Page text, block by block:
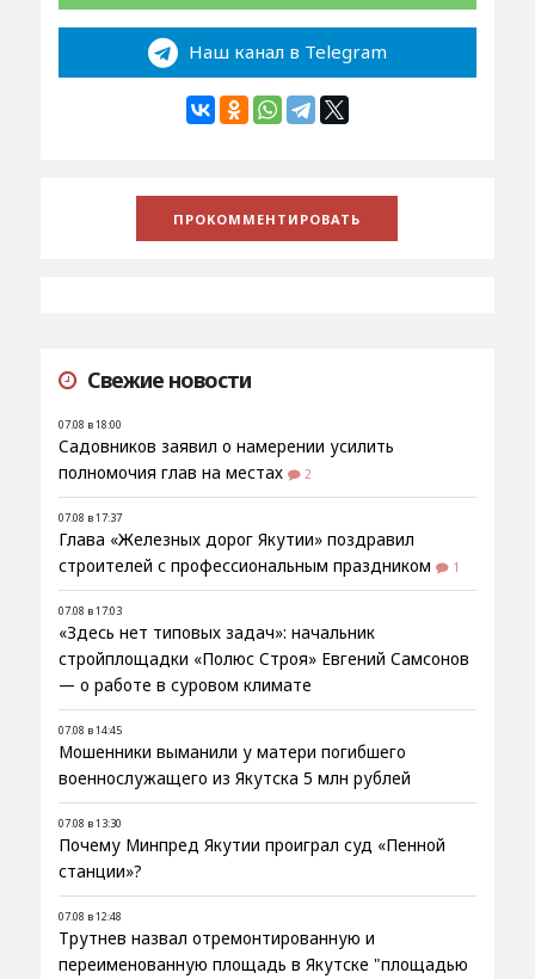
Наш канал в Telegram
Свежие новости
07.08 в 18:00
Садовников заявил о намерении усилить
полномочия глав на местах
2
07.08 в 17:37
Глава «Железных дорог Якутии» поздравил
строителей с профессиональным праздником
1
07.08 в 17:03
«Здесь нет типовых задач»: начальник
стройплощадки «Полюс Строя» Евгений Самсонов
— о работе в суровом климате
07.08 в 14:45
Мошенники выманили у матери погибшего
военнослужащего из Якутска 5 млн рублей
07.08 в 13:30
Почему Минпред Якутии проиграл суд «Пенной
станции»?
07.08 в 12:48
Трутнев назвал отремонтированную и
переименованную площадь в Якутске "площадью